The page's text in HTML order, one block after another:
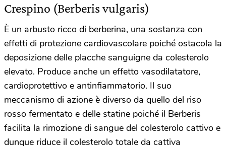
Crespino (Berberis vulgaris)
È un arbusto ricco di berberina, una sostanza con
effetti di protezione cardiovascolare poiché ostacola la
deposizione delle placche sanguigne da colesterolo
elevato. Produce anche un effetto vasodilatatore,
cardioprotettivo e antinfiammatorio. Il suo
meccanismo di azione è diverso da quello del riso
rosso fermentato e delle statine poiché il Berberis
facilita la rimozione di sangue del colesterolo cattivo e
dunque riduce il colesterolo totale da cattiva